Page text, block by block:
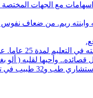
مع الجهات
وابنته ريم. من ضعاف
معرفا لقرية البلعلا .
وأحبها لقلبه (
83 حاملي مؤهلات عليا